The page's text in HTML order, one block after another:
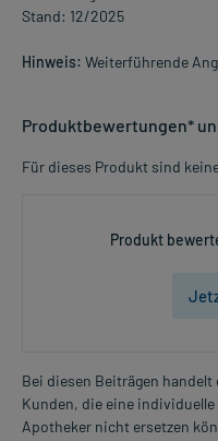
Stand: 12/2025
Hinweis: Weiterführende
Produktbewertungen*
Für dieses Produkt sind
Produkt
Bei diesen Beiträgen
Kunden, die eine
Apotheker nicht ersetzen